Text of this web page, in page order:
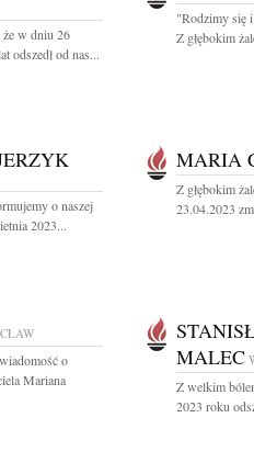
że w dniu 26
odszedł od nas...
"Rodzimy się
Z głębokim
o naszej
2023...
MARIA
Z głębokim
23.04.2023
o
Mariana
MALEC
Z welkim
2023 roku